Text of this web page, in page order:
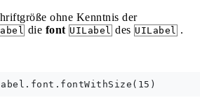
ohne Kenntnis der
die font UILabel des UILabel .